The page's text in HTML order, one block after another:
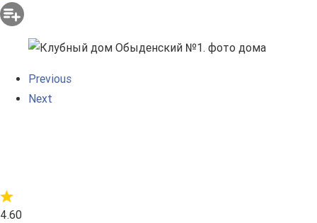
Previous
Next
4.60